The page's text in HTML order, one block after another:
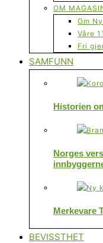
OM
Om
Våre
Fri
SAMFUNN
Historien
Norges
Merkevare
BEVISSTHET